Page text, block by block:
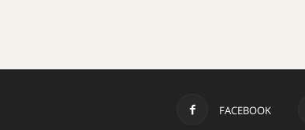
FACEBOOK